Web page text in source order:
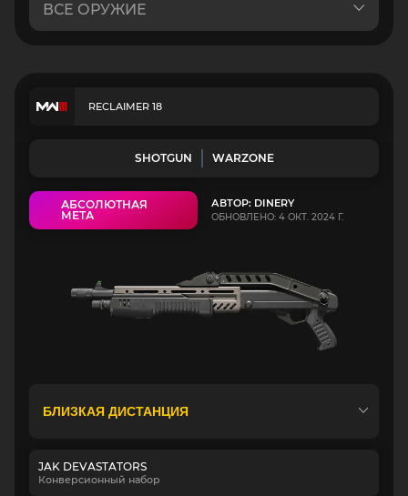
RECLAIMER 18
SHOTGUN WARZONE
АБСОЛЮТНАЯ
МЕТА
АВТОР: DINERY
ОБНОВЛЕНО: 4 ОКТ. 2024 Г.
JAK DEVASTATORS
Конверсионный набор